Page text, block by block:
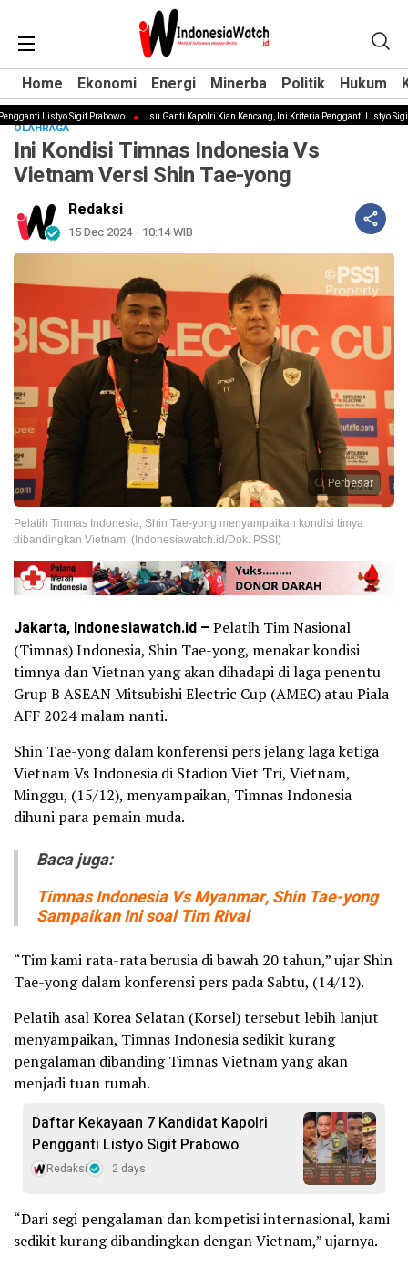
Home Ekonomi Energi Minerba Politik Hukum
Home Ekonomi Energi Minerba Politik Hukum
Listyo Sigit Prabowo Isu Ganti Kapolri Kian Kencang, Ini Kriteria Pengganti Listyo Sigit
OLAHRAGA
‎Ini Kondisi Timnas Indonesia Vs
Vietnam Versi Shin Tae-yong
Redaksi
15 Dec 2024 - 10:14 WIB
Perbesar
Pelatih Timnas Indonesia, Shin Tae-yong menyampaikan kondisi timya
dibandingkan Vietnam. (Indonesiawatch.id/Dok. PSSI)
Jakarta, Indonesiawatch.id – Pelatih Tim Nasional
‎(Timnas) Indonesia, Shin Tae-yong, menakar kondisi
timnya dan Vietnan yang akan dihadapi di laga penentu
Grup B ASEAN Mitsubishi Electric Cup (AMEC) atau Piala
AFF 2024 malam nanti.
Shin Tae-yong‎ dalam konferensi pers jelang laga ketiga
Vietnam Vs Indonesia di Stadion Viet Tri, Vietnam,
Minggu, (15/12), menyampaikan, Timnas Indonesia
dihuni para pemain muda.
Baca juga:
Timnas Indonesia Vs Myanmar, Shin Tae-yong
Sampaikan Ini soal Tim Rival
‎“Tim kami rata-rata berusia di bawah 20 tahun,” ujar Shin
Tae-yong dalam konferensi pers pada Sabtu, (14/12).
Pelatih asal Korea Selatan (Korsel) tersebut lebih lanjut
menyampaikan, Timnas Indonesia sedikit kurang
pengalaman dibanding Timnas Vietnam yang akan
menjadi tuan rumah.
Daftar Kekayaan 7 Kandidat Kapolri
Pengganti Listyo Sigit Prabowo
Redaksi 2 days
“Dari segi pengalaman dan kompetisi internasional, kami
sedikit kurang dibandingkan dengan Vietnam,” ujarnya.